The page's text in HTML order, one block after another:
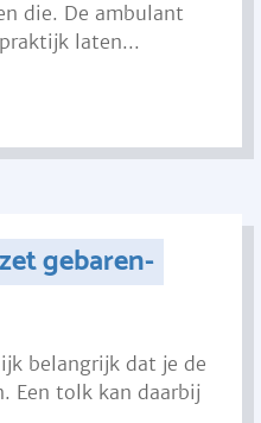
die. De ambulant
laten...
gebaren-
belangrijk dat je de
Een tolk kan daarbij